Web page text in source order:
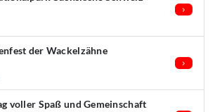
der Wackelzähne
voller Spaß und Gemeinschaft